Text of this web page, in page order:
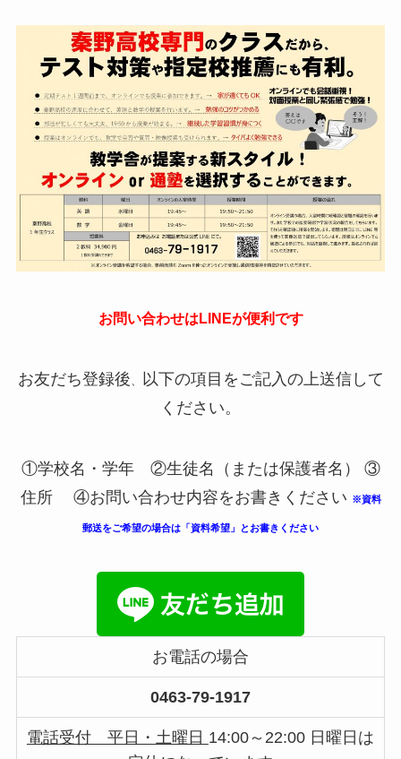
お問い合わせはLINEが便利です
お友だち登録後
以下の項目をご記入の上送信して
ください。
①学校名・学年 ②生徒名（または保護者名） ③
住所 ④お問い合わせ内容をお書きください ※資料
郵送をご希望の場合は「資料希望」とお書きください
お電話の場合
0463-79-1917
電話受付 平日・土曜日 14:00～22:00 日曜日は